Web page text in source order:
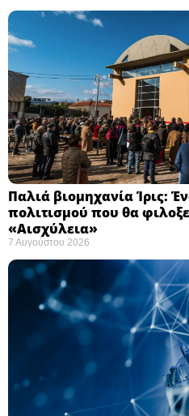
Παλιά βιομηχανία Ίρις:
πολιτισμού που θα
«Αισχύλεια» ​
7 Αυγούστου 2026